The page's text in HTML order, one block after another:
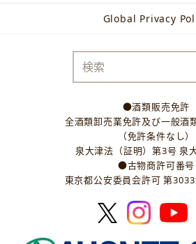
Global Privacy
●酒類販売免許
全酒類卸売業免許及び一般酒
（免許条件なし）
泉大津法（証明）第3号 泉
●古物商許可番号
東京都公安委員会許可 第